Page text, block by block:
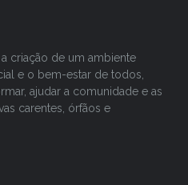
criação de um ambiente
e o bem-estar de todos,
ajudar a comunidade e as
carentes, órfãos e